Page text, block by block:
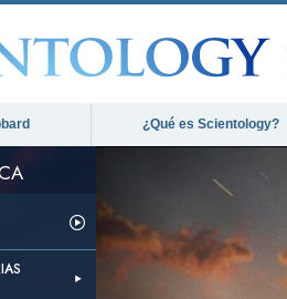
¿Qué es Scientology?